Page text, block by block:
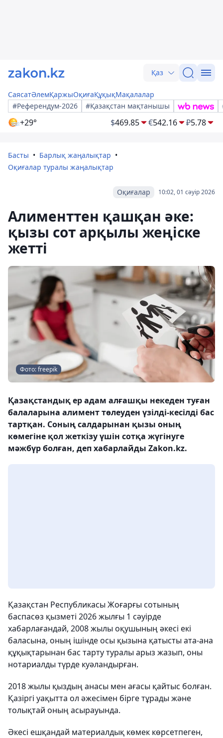
Қаз
СаясатӘлемҚаржыОқиғаҚұқықМақалалар
#Референдум-2026
#Қазақстан мақтанышы
+29° $469.85 €542.16 ₽5.78
Басты
Барлық жаңалықтар
Оқиғалар туралы жаңалықтар
10:02, 01 сәуір 2026
Оқиғалар
Алименттен қашқан әке:
қызы сот арқылы жеңіске
жетті
Фото: freepik
Қазақстандық ер адам алғашқы некеден туған
балаларына алимент төлеуден үзілді-кесілді бас
тартқан. Соның салдарынан қызы оның
көмегіне қол жеткізу үшін сотқа жүгінуге
мәжбүр болған, деп хабарлайды Zakon.kz.
Қазақстан Республикасы Жоғарғы сотының
баспасөз қызметі 2026 жылғы 1 сәуірде
хабарлағандай, 2008 жылы оқушының әкесі екі
баласына, оның ішінде осы қызына қатысты ата-ана
құқықтарынан бас тарту туралы арыз жазып, оны
нотариалды түрде куәландырған.
2018 жылы қыздың анасы мен ағасы қайтыс болған.
Қазіргі уақытта ол әжесімен бірге тұрады және
толықтай оның асырауында.
Әкесі ешқандай материалдық көмек көрсетпеген,